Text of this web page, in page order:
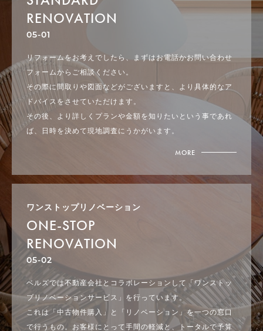
RENOVATION
05-01
リフォームをお考えでしたら、まずはお電話かお問い合わせ
フォームからご相談ください。
その際に間取りや図面などがございますと、より具体的なア
ドバイスをさせていただけます。
その後、より詳しくプランや金額を知りたいという事であれ
ば、日時を決めて現地調査にうかがいます。
MORE
ワンストップリノベーション
ONE-STOP
RENOVATION
05-02
ベルズでは不動産会社とコラボレーションして「ワンストッ
プリノベーションサービス」を行っています。
これは「中古物件購入」と「リノベーション」を一つの窓口
で行うもの。お客様にとって手間の軽減と、トータルで予算